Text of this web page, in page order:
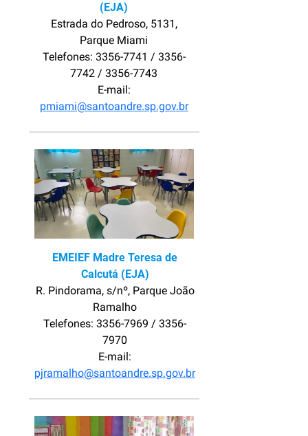
(EJA)
Estrada do Pedroso, 5131,
Parque Miami
Telefones: 3356-7741 / 3356-
7742 / 3356-7743
E-mail:
pmiami@santoandre.sp.gov.br
EMEIEF Madre Teresa de
Calcutá (EJA)
R. Pindorama, s/nº, Parque João
Ramalho
Telefones: 3356-7969 / 3356-
7970
E-mail:
pjramalho@santoandre.sp.gov.br